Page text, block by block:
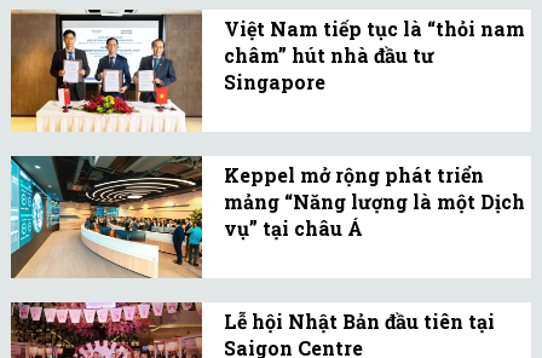
lĩnh vực bất động sản tại
Việt Nam.
nhằm cung cấp các giải
pháp “Năng lượng như
một Dịch vụ” (EaaS) cho
Libera Nha Trang.
Việt Nam tiếp tục là “thỏi nam
châm” hút nhà đầu tư
Singapore
năng nâng cấp quan hệ
song phương lên đối tác
chiến lược toàn diện
trong thời gian tới.
Keppel mở rộng phát triển
mảng “Năng lượng là một Dịch
vụ” tại châu Á
là một Dịch vụ và Biên
Lễ hội Nhật Bản đầu tiên tại
Saigon Centre